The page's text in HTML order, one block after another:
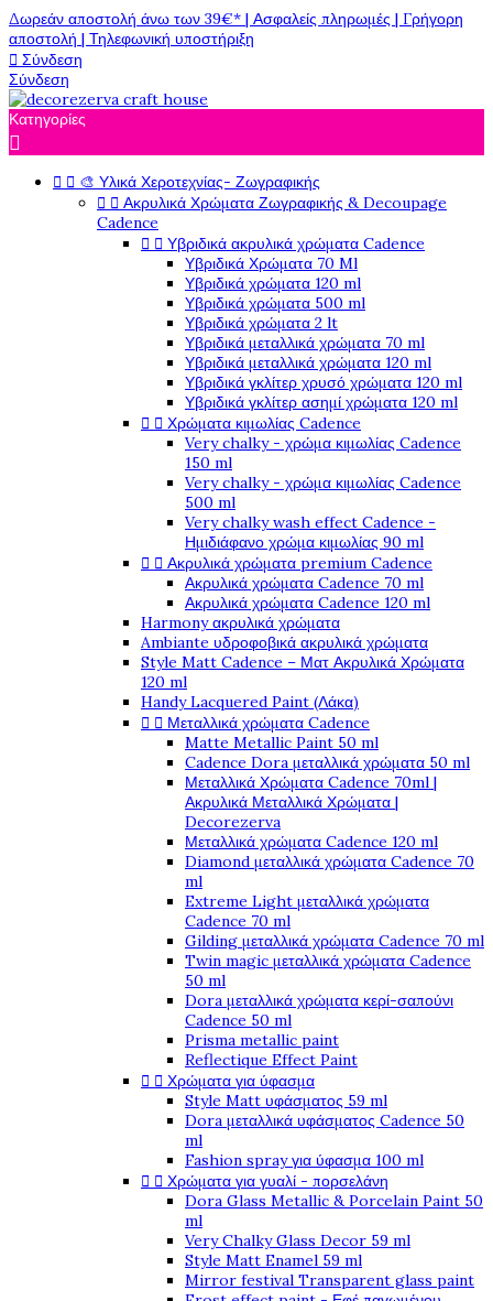
Δωρεάν αποστολή άνω των 39€* | Ασφαλείς πληρωμές | Γρήγορη
αποστολή | Τηλεφωνική υποστήριξη
 Σύνδεση
Σύνδεση
Κατηγορίες

  🎨 Υλικά Χεροτεχνίας- Ζωγραφικής
  Ακρυλικά Χρώματα Ζωγραφικής & Decoupage
Cadence
  Υβριδικά ακρυλικά χρώματα Cadence
Υβριδικά Χρώματα 70 Ml
Υβριδικά χρώματα 120 ml
Υβριδικά χρώματα 500 ml
Υβριδικά χρώματα 2 lt
Υβριδικά μεταλλικά χρώματα 70 ml
Υβριδικά μεταλλικά χρώματα 120 ml
Υβριδικά γκλίτερ χρυσό χρώματα 120 ml
Υβριδικά γκλίτερ ασημί χρώματα 120 ml
  Χρώματα κιμωλίας Cadence
Very chalky - χρώμα κιμωλίας Cadence
150 ml
Very chalky - χρώμα κιμωλίας Cadence
500 ml
Very chalky wash effect Cadence -
Ημιδιάφανο χρώμα κιμωλίας 90 ml
  Ακρυλικά χρώματα premium Cadence
Ακρυλικά χρώματα Cadence 70 ml
Ακρυλικά χρώματα Cadence 120 ml
Harmony ακρυλικά χρώματα
Ambiante υδροφοβικά ακρυλικά χρώματα
Style Matt Cadence – Ματ Ακρυλικά Χρώματα
120 ml
Handy Lacquered Paint (Λάκα)
  Μεταλλικά χρώματα Cadence
Matte Metallic Paint 50 ml
Cadence Dora μεταλλικά χρώματα 50 ml
Μεταλλικά Χρώματα Cadence 70ml |
Ακρυλικά Μεταλλικά Χρώματα |
Decorezerva
Μεταλλικά χρώματα Cadence 120 ml
Diamond μεταλλικά χρώματα Cadence 70
ml
Extreme Light μεταλλικά χρώματα
Cadence 70 ml
Gilding μεταλλικά χρώματα Cadence 70 ml
Twin magic μεταλλικά χρώματα Cadence
50 ml
Dora μεταλλικά χρώματα κερί-σαπούνι
Cadence 50 ml
Prisma metallic paint
Reflectique Effect Paint
  Χρώματα για ύφασμα
Style Matt υφάσματος 59 ml
Dora μεταλλικά υφάσματος Cadence 50
ml
Fashion spray για ύφασμα 100 ml
  Χρώματα για γυαλί - πορσελάνη
Dora Glass Metallic & Porcelain Paint 50
ml
Very Chalky Glass Decor 59 ml
Style Matt Enamel 59 ml
Mirror festival Transparent glass paint